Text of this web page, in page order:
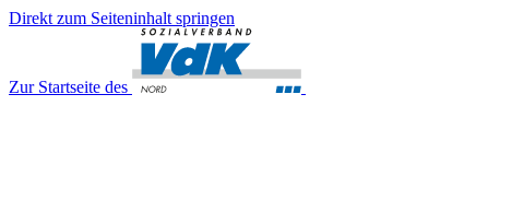
Direkt zum Seiteninhalt springen
Zur Startseite des